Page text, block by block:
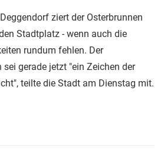
ziert der Osterbrunnen
Stadtplatz - wenn auch die
rundum fehlen. Der
gerade jetzt "ein Zeichen der
teilte die Stadt am Dienstag mit.